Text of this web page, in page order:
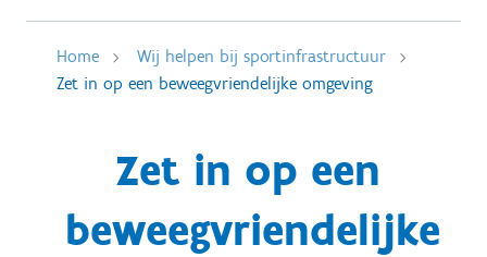
Home
Wij helpen bij sportinfrastructuur
Zet in op een beweegvriendelijke omgeving
Zet in op een
beweegvriendelijke